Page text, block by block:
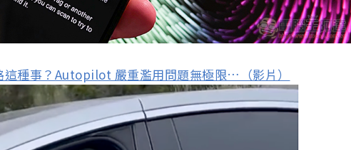
種事？Autopilot 嚴重濫用問題無極限…（影片）